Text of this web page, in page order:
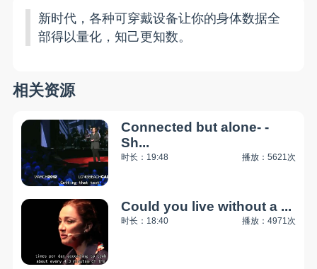
新时代，各种可穿戴设备让你的身体数据全
部得以量化，知己更知数。
相关资源
Connected but alone- -
Sh...
时长：19:48 播放：5621次
Could you live without a ...
时长：18:40 播放：4971次